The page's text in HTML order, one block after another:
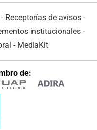
- Receptorías de avisos -
institucionales -
- MediaKit
de: